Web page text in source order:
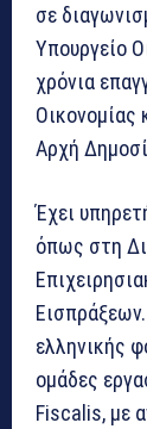
σε
Υπουργείο
χρόνια
Οικονομίας
Αρχή
Έχει
όπως στη
ελληνικής
ομάδες
Fiscalis, με